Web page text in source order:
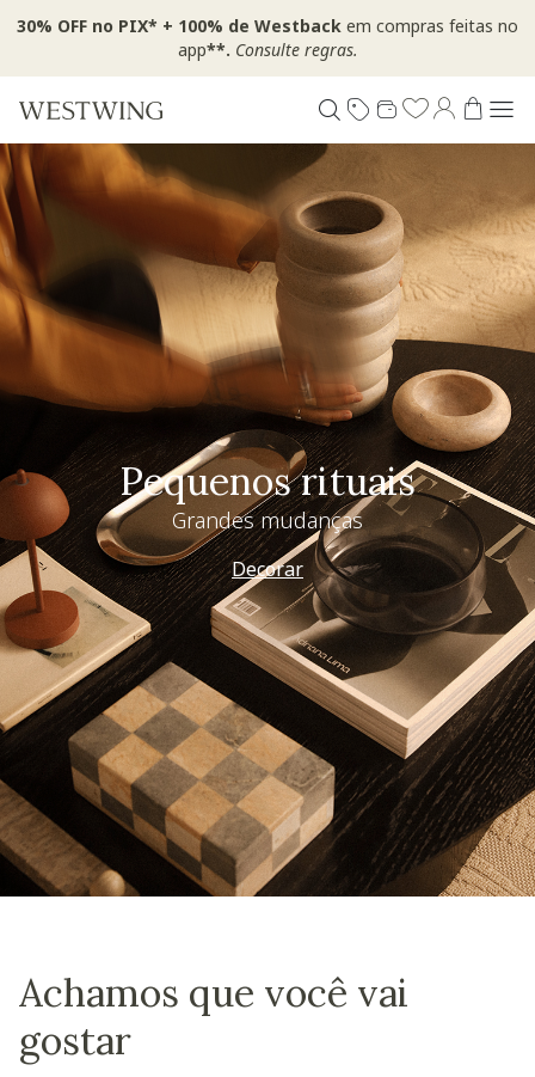
30% OFF no PIX* + 100% de Westback em compras feitas no
app**. Consulte regras.
Pequenos rituais
Grandes mudanças
Decorar
Achamos que você vai
gostar